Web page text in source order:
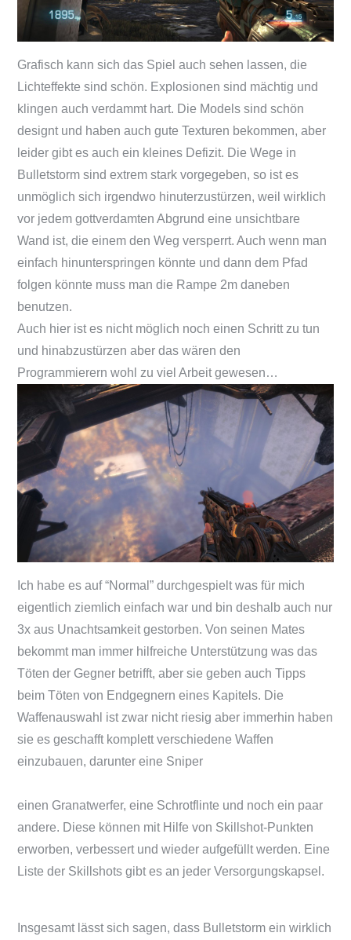
Grafisch kann sich das Spiel auch sehen lassen, die
Lichteffekte sind schön. Explosionen sind mächtig und
klingen auch verdammt hart. Die Models sind schön
designt und haben auch gute Texturen bekommen, aber
leider gibt es auch ein kleines Defizit. Die Wege in
Bulletstorm sind extrem stark vorgegeben, so ist es
unmöglich sich irgendwo hinuterzustürzen, weil wirklich
vor jedem gottverdamten Abgrund eine unsichtbare
Wand ist, die einem den Weg versperrt. Auch wenn man
einfach hinunterspringen könnte und dann dem Pfad
folgen könnte muss man die Rampe 2m daneben
benutzen.
Auch hier ist es nicht möglich noch einen Schritt zu tun
und hinabzustürzen aber das wären den
Programmierern wohl zu viel Arbeit gewesen…
Ich habe es auf “Normal” durchgespielt was für mich
eigentlich ziemlich einfach war und bin deshalb auch nur
3x aus Unachtsamkeit gestorben. Von seinen Mates
bekommt man immer hilfreiche Unterstützung was das
Töten der Gegner betrifft, aber sie geben auch Tipps
beim Töten von Endgegnern eines Kapitels. Die
Waffenauswahl ist zwar nicht riesig aber immerhin haben
sie es geschafft komplett verschiedene Waffen
einzubauen, darunter eine Sniper
einen Granatwerfer, eine Schrotflinte und noch ein paar
andere. Diese können mit Hilfe von Skillshot-Punkten
erworben, verbessert und wieder aufgefüllt werden. Eine
Liste der Skillshots gibt es an jeder Versorgungskapsel.
Insgesamt lässt sich sagen, dass Bulletstorm ein wirklich